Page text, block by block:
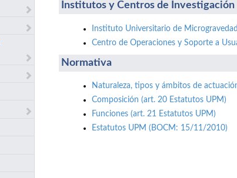
Institutos y Centros de Investigación
Instituto Universitario de
Centro de Operaciones y Soporte a
Normativa
Naturaleza, tipos y ámbitos de
Composición (art. 20 Estatutos UPM)
Funciones (art. 21 Estatutos UPM)
Estatutos UPM (BOCM: 15/11/2010)